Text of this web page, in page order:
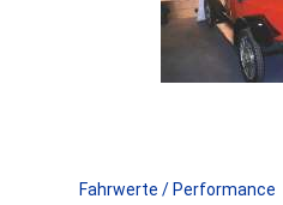
Fahrwerte / Performance